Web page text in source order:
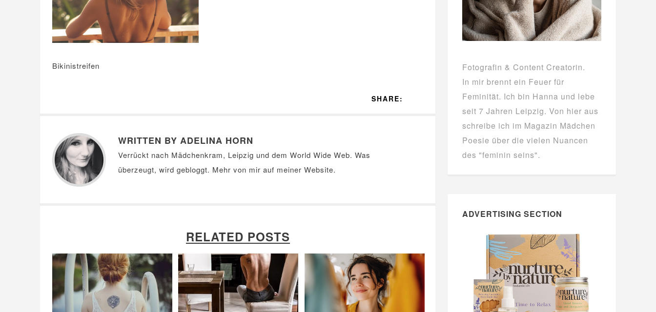
Bikinistreifen
SHARE:
WRITTEN BY ADELINA HORN
Verrückt nach Mädchenkram, Leipzig und dem World Wide Web. Was
überzeugt, wird gebloggt. Mehr von mir auf meiner Website.
RELATED POSTS
Fotografin & Content Creatorin.
In mir brennt ein Feuer für
Feminität. Ich bin Hanna und lebe
seit 7 Jahren Leipzig. Von hier aus
schreibe ich im Magazin Mädchen
Poesie über die vielen Nuancen
des "feminin seins".
ADVERTISING SECTION